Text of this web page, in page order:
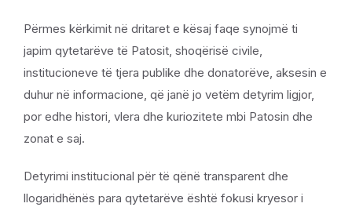
Përmes kërkimit në dritaret e kësaj faqe synojmë ti
japim qytetarëve të Patosit, shoqërisë civile,
institucioneve të tjera publike dhe donatorëve, aksesin e
duhur në informacione, që janë jo vetëm detyrim ligjor,
por edhe histori, vlera dhe kuriozitete mbi Patosin dhe
zonat e saj.
Detyrimi institucional për të qënë transparent dhe
llogaridhënës para qytetarëve është fokusi kryesor i